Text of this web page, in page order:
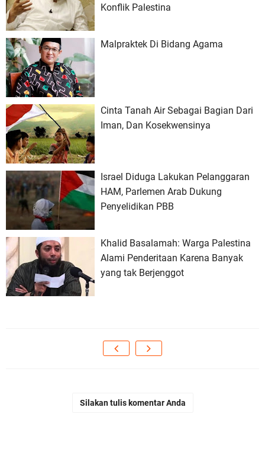
Konflik Palestina
Malpraktek Di Bidang Agama
Cinta Tanah Air Sebagai Bagian Dari
Iman, Dan Kosekwensinya
Israel Diduga Lakukan Pelanggaran
HAM, Parlemen Arab Dukung
Penyelidikan PBB
Khalid Basalamah: Warga Palestina
Alami Penderitaan Karena Banyak
yang tak Berjenggot
Silakan tulis komentar Anda